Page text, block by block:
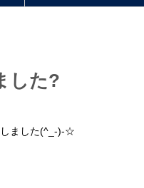
した?
しました(^_-)-☆